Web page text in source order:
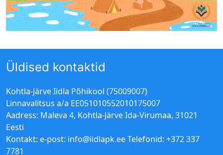
Üldised kontaktid
Kohtla-Järve Iidla Põhikool (75009007)
Linnavalitsus a/a EE051010552010175007
Aadress: Maleva 4, Kohtla-Järve Ida-Virumaa, 31021
Eesti
Kontakt: e-post: info@iidlapk.eeTelefonid: +372 337
7781